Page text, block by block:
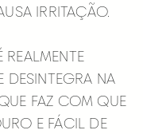
IRRITAÇÃO.
DESINTEGRA NA
FAZ COM QUE
E FÁCIL DE